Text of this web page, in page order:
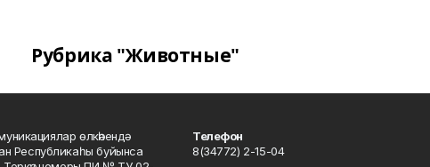
Рубрика "Животные"
өлкәһендә
Республикаһы буйынса
Телефон
8(34772) 2-15-04